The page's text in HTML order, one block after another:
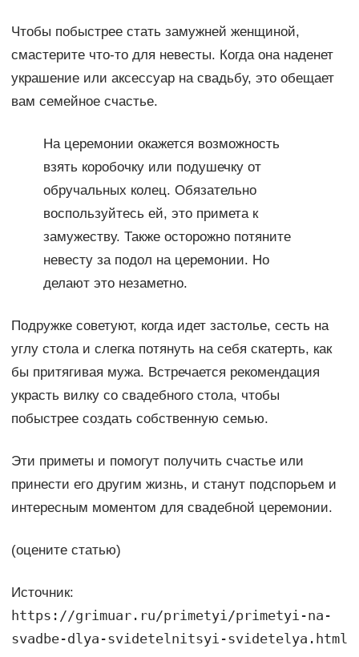
Чтобы побыстрее стать замужней женщиной,
смастерите что-то для невесты. Когда она наденет
украшение или аксессуар на свадьбу, это обещает
вам семейное счастье.
На церемонии окажется возможность
взять коробочку или подушечку от
обручальных колец. Обязательно
воспользуйтесь ей, это примета к
замужеству. Также осторожно потяните
невесту за подол на церемонии. Но
делают это незаметно.
Подружке советуют, когда идет застолье, сесть на
углу стола и слегка потянуть на себя скатерть, как
бы притягивая мужа. Встречается рекомендация
украсть вилку со свадебного стола, чтобы
побыстрее создать собственную семью.
Эти приметы и помогут получить счастье или
принести его другим жизнь, и станут подспорьем и
интересным моментом для свадебной церемонии.
(оцените статью)
Источник:
https://grimuar.ru/primetyi/primetyi-na-
svadbe-dlya-svidetelnitsyi-svidetelya.html